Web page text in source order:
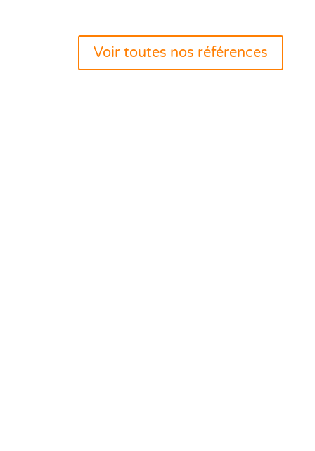
Voir toutes nos références